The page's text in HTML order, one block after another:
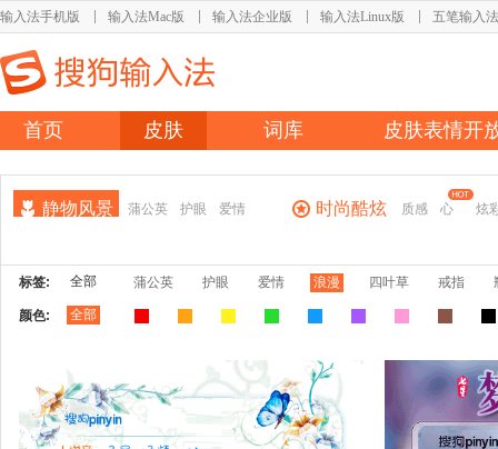
输入法手机版 输入法Mac版 输入法企业版 输入法Linux版 五笔输入法
首页 皮肤 词库 皮肤表情开
静物风景 蒲公英 护眼 爱情 时尚酷炫 质感 心 炫
标签: 全部 蒲公英 护眼 爱情 浪漫 四叶草 戒指
颜色: 全部